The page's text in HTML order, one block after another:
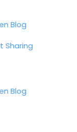
Blog
Sharing
Blog